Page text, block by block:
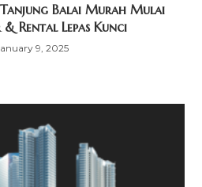
Balai Murah Mulai
Rental Lepas Kunci
9, 2025